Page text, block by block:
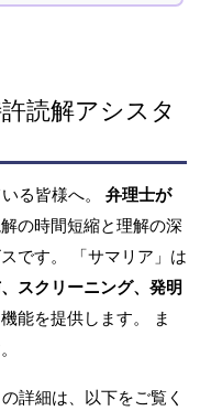
読解アシスタ
る皆様へ。 弁理士が
の時間短縮と理解の深
です。 「サマリア」は
スクリーニング、発明
能を提供します。 ま
の詳細は、以下をご覧く